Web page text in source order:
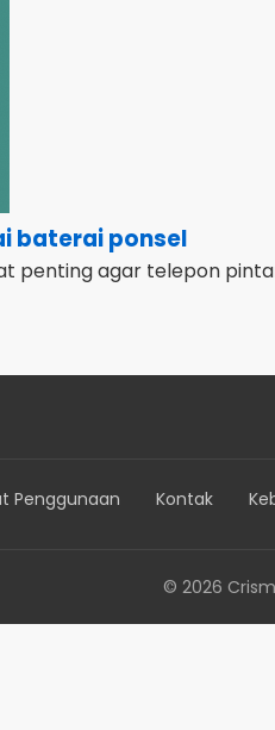
baterai ponsel
penting agar telepon
Penggunaan Kontak
© 2026